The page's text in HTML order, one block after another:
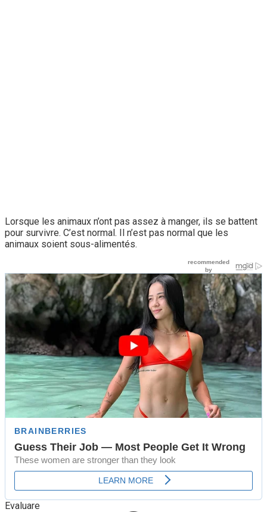
Lorsque les animaux n’ont pas assez à manger, ils se battent
pour survivre. C’est normal. Il n’est pas normal que les
animaux soient sous-alimentés.
Evaluare